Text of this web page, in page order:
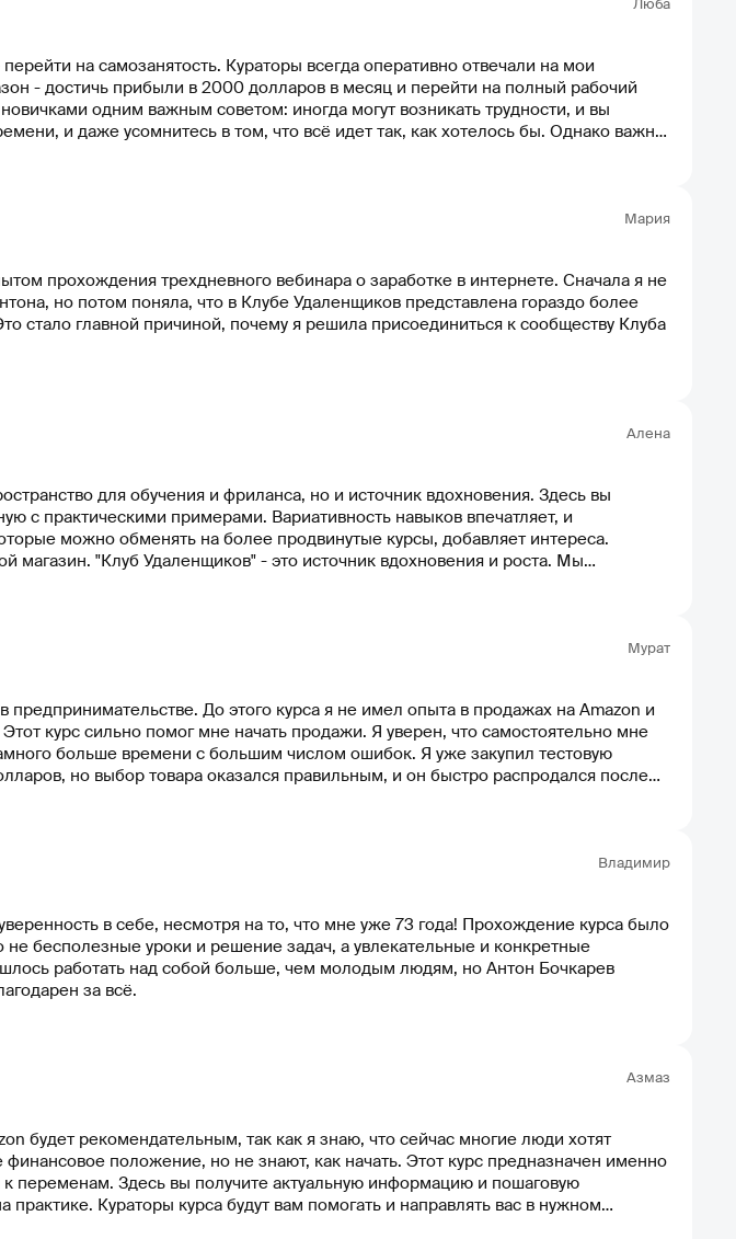
Люба
на самозанятость. Кураторы всегда оперативно отвечали на мои
- достичь прибыли в 2000 долларов в месяц и перейти на полный рабочий
одним важным советом: иногда могут возникать трудности, и вы
и даже усомнитесь в том, что всё идет так, как хотелось бы. Однако важно
собственный темп развития. Никогда не забывайте о своей цели. Невзгоды
Мария
прохождения трехдневного вебинара о заработке в интернете. Сначала я не
но потом поняла, что в Клубе Удаленщиков представлена гораздо более
стало главной причиной, почему я решила присоединиться к сообществу Клуба
Алена
для обучения и фриланса, но и источник вдохновения. Здесь вы
с практическими примерами. Вариативность навыков впечатляет, и
можно обменять на более продвинутые курсы, добавляет интереса.
магазин. "Клуб Удаленщиков" - это источник вдохновения и роста. Мы
Мурат
До этого курса я не имел опыта в продажах на Amazon и
курс сильно помог мне начать продажи. Я уверен, что самостоятельно мне
больше времени с большим числом ошибок. Я уже закупил тестовую
но выбор товара оказался правильным, и он быстро распродался после
удвоить мой оборот всего за несколько дней. За это я благодарен кураторам
Владимир
в себе, несмотря на то, что мне уже 73 года! Прохождение курса было
бесполезные уроки и решение задач, а увлекательные и конкретные
работать над собой больше, чем молодым людям, но Антон Бочкарев
за всё.
Азмаз
будет рекомендательным, так как я знаю, что сейчас многие люди хотят
положение, но не знают, как начать. Этот курс предназначен именно
к переменам. Здесь вы получите актуальную информацию и пошаговую
Кураторы курса будут вам помогать и направлять вас в нужном
усилия. В интернете действительно много информации, и в ней легко